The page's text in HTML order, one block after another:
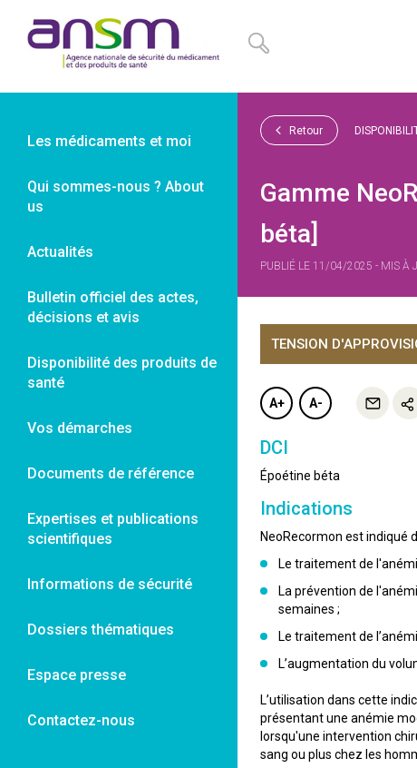
Les médicaments et moi
Qui sommes-nous ? About
us
Actualités
Bulletin officiel des actes,
décisions et avis
Disponibilité des produits de
santé
Vos démarches
Documents de référence
Expertises et publications
scientifiques
Informations de sécurité
Dossiers thématiques
Espace presse
Contactez-nous
Retour
Gamme
béta]
PUBLIÉ LE 11/04/2025 - MIS À
TENSION
A+ A-
DCI
Époétine béta
Indications
NeoRecormon est indiqué
Le traitement de
La prévention de
semaines ;
Le traitement de
L’augmentation du
L’utilisation dans cette
présentant une anémie
lorsqu'une intervention
sang ou plus chez les